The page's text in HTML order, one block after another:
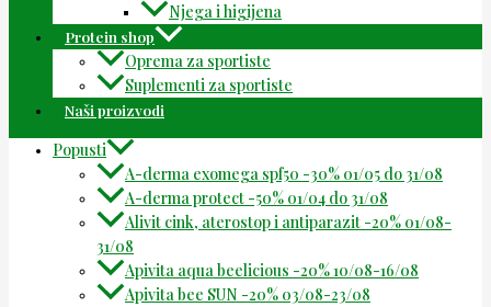
Njega i higijena
Protein shop
Oprema za sportiste
Suplementi za sportiste
Naši proizvodi
Popusti
A-derma exomega spf50 -30% 01/05 do 31/08
A-derma protect -50% 01/04 do 31/08
Alivit cink, aterostop i antiparazit -20% 01/08-
31/08
Apivita aqua beelicious -20% 10/08-16/08
Apivita bee SUN -20% 03/08-23/08